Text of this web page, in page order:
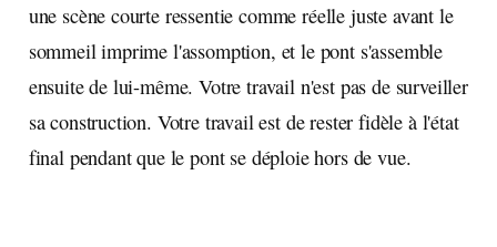
une scène courte ressentie comme réelle juste avant le
sommeil imprime l'assomption, et le pont s'assemble
ensuite de lui-même. Votre travail n'est pas de surveiller
sa construction. Votre travail est de rester fidèle à l'état
final pendant que le pont se déploie hors de vue.